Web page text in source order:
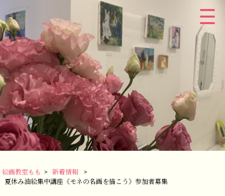
絵画教室もも > 新着情報
>
夏休み油絵集中講座《モネの名画を描こう》参加者募集